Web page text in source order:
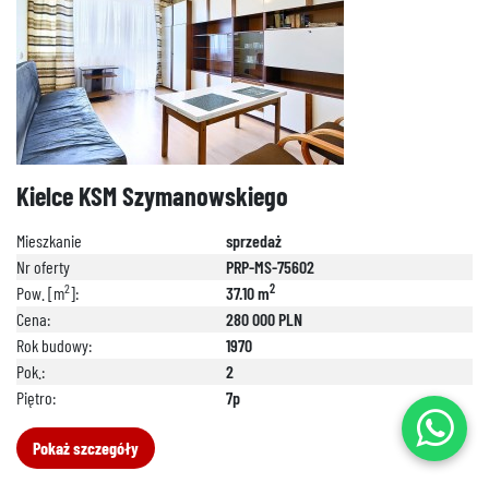
Kielce KSM Szymanowskiego
Mieszkanie
sprzedaż
Nr oferty
PRP-MS-75602
Pow. [m2]: 37.10 m2
Cena:
280 000 PLN
Rok budowy:
1970
Pok.:
2
Piętro:
7p
Pokaż szczegóły